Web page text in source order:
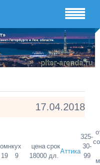
17.04.2018
19
кух
9
цена
18000
срок
дл.
Аттика
325-
30-
99